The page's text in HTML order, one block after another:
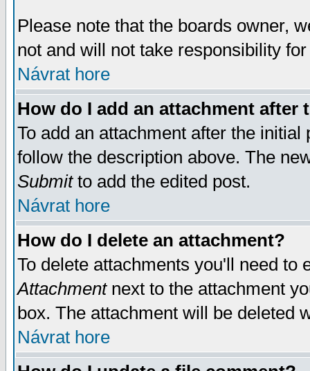
Please note that the boards owner,
not and will not take responsibility
Návrat hore
How do I add an attachment after
To add an attachment after the
follow the description above. The
Submitto add the edited post.
Návrat hore
How do I delete an attachment?
To delete attachments you'll need
Attachmentnext to the attachment
box. The attachment will be deleted
Návrat hore